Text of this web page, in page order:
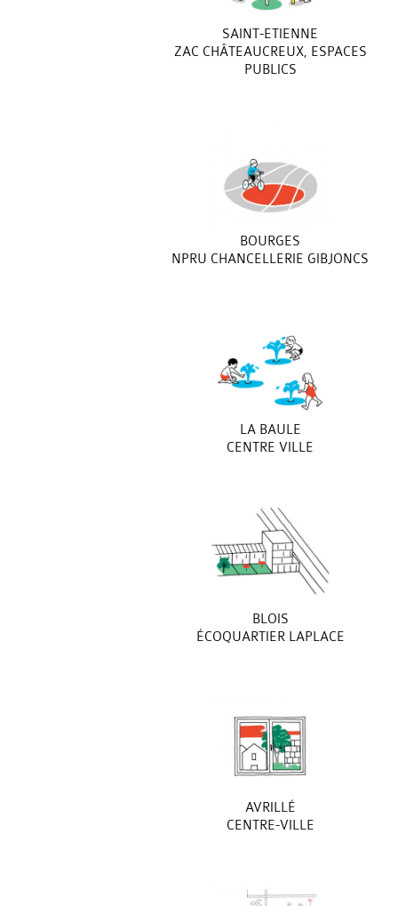
SAINT-ETIENNE
ZAC CHÂTEAUCREUX, ESPACES
PUBLICS
BOURGES
NPRU CHANCELLERIE GIBJONCS
LA BAULE
CENTRE VILLE
BLOIS
ÉCOQUARTIER LAPLACE
AVRILLÉ
CENTRE-VILLE